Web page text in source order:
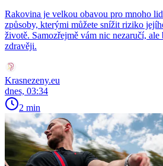
Rakovina je velkou obavou pro mnoho
způsoby, kterými můžete snížit riziko
životě. Samozřejmě vám nic nezaručí, ale
zdravěji.
Krasnezeny.eu
dnes, 03:34
2 min